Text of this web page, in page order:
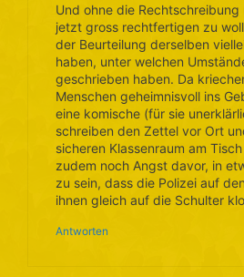
Und ohne die Rechtschreibung
jetzt gross rechtfertigen zu
der Beurteilung derselben
haben, unter welchen
geschrieben haben. Da
Menschen geheimnisvoll ins
eine komische (für sie
schreiben den Zettel vor Ort
sicheren Klassenraum am
zudem noch Angst davor, in
zu sein, dass die Polizei auf
ihnen gleich auf die Schulter
Antworten